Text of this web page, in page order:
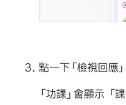
點一下「檢視回應」
「功課」會顯示 「